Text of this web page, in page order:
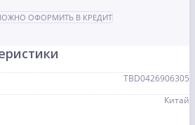
ОФОРМИТЬ В КРЕДИТ
TBD0426906305
Китай